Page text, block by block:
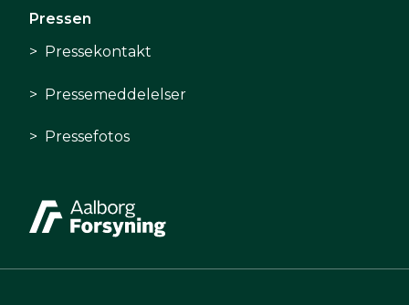
Pressen
Pressekontakt
Pressemeddelelser
Pressefotos